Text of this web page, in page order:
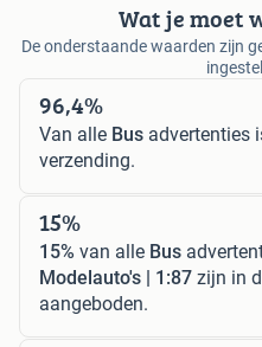
Wat je moet
De onderstaande waarden zijn
96,4%
Van alle Bus advertenties
verzending.
15%
15% van alle Bus
Modelauto's | 1:87 zijn in
aangeboden.